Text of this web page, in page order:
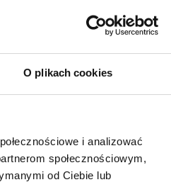
O plikach cookies
i analizować
społecznościowym,
od Ciebie lub
nasze zapachowe świece